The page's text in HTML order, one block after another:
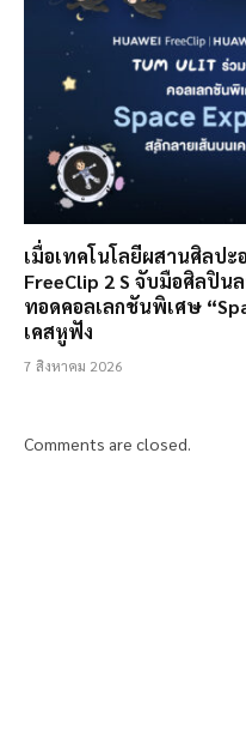
เมื่อเทคโนโลยีผสานศิลปะ
FreeClip 2 S จับมือศิลปิน
ทอดคอลเลกชันพิเศษ
เคสหูฟัง
7 สิงหาคม 2026
Comments are closed.